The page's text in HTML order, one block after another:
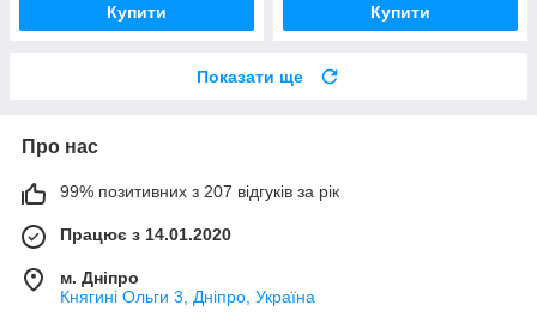
Купити Купити
Показати ще
Про нас
99% позитивних з 207 відгуків за рік
Працює з 14.01.2020
м. Дніпро
Княгині Ольги 3, Дніпро, Україна